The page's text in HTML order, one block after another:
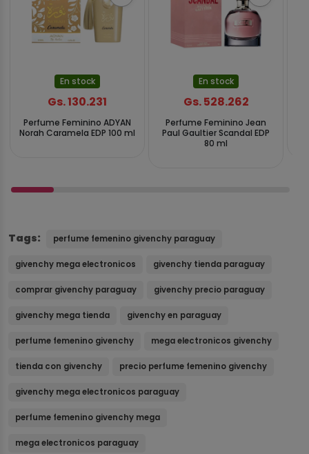
En stock
Gs. 130.231
Perfume Feminino ADYAN
Norah Caramela EDP 100 ml
En stock
Gs. 528.262
Perfume Feminino Jean
Paul Gaultier Scandal EDP
80 ml
Tags: perfume femenino givenchy paraguay
givenchy mega electronicos givenchy tienda paraguay
comprar givenchy paraguay givenchy precio paraguay
givenchy mega tienda givenchy en paraguay
perfume femenino givenchy mega electronicos givenchy
tienda con givenchy precio perfume femenino givenchy
givenchy mega electronicos paraguay
perfume femenino givenchy mega
mega electronicos paraguay